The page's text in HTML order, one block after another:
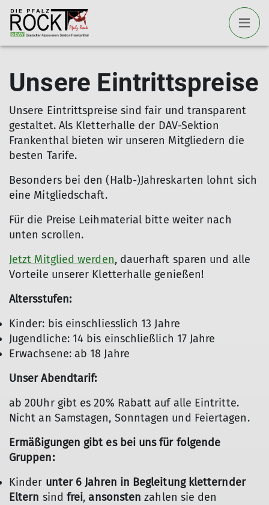
Unsere Eintrittspreise
Unsere Eintrittspreise sind fair und transparent
gestaltet. Als Kletterhalle der DAV-Sektion
Frankenthal bieten wir unseren Mitgliedern die
besten Tarife.
Besonders bei den (Halb-)Jahreskarten lohnt sich
eine Mitgliedschaft.
Für die Preise Leihmaterial bitte weiter nach
unten scrollen.
Jetzt Mitglied werden, dauerhaft sparen und alle
Vorteile unserer Kletterhalle genießen!
Altersstufen:
Kinder: bis einschliesslich 13 Jahre
Jugendliche: 14 bis einschließlich 17 Jahre
Erwachsene: ab 18 Jahre
Unser Abendtarif:
ab 20Uhr gibt es 20% Rabatt auf alle Eintritte.
Nicht an Samstagen, Sonntagen und Feiertagen.
Ermäßigungen gibt es bei uns für folgende
Gruppen:
Kinder unter 6 Jahren in Begleitung kletternder
Eltern sind frei,ansonsten zahlen sie den